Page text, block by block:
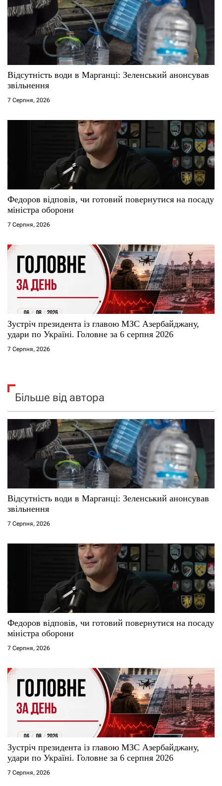
п
с
і
в
Відсутність води в Марганці: Зеленський анонсував
звільнення
7 Серпня, 2026
Федоров відповів, чи готовий повернутися на посаду
міністра оборони
7 Серпня, 2026
Зустріч президента із главою МЗС Азербайджану,
удари по Україні. Головне за 6 серпня 2026
7 Серпня, 2026
Більше від автора
Відсутність води в Марганці: Зеленський анонсував
звільнення
7 Серпня, 2026
Федоров відповів, чи готовий повернутися на посаду
міністра оборони
7 Серпня, 2026
Зустріч президента із главою МЗС Азербайджану,
удари по Україні. Головне за 6 серпня 2026
7 Серпня, 2026